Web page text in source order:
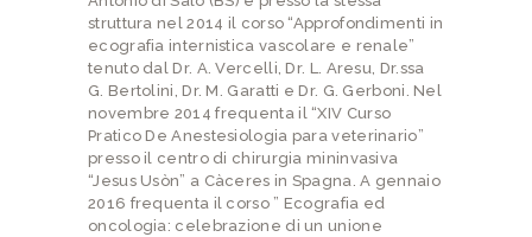
struttura nel 2014 il corso “Approfondimenti in
ecografia internistica vascolare e renale”
tenuto dal Dr. A. Vercelli, Dr. L. Aresu, Dr.ssa
G. Bertolini, Dr. M. Garatti e Dr. G. Gerboni. Nel
novembre 2014 frequenta il “XIV Curso
Pratico De Anestesiologia para veterinario”
presso il centro di chirurgia mininvasiva
“Jesus Usòn” a Càceres in Spagna. A gennaio
2016 frequenta il corso ” Ecografia ed
oncologia: celebrazione di un unione